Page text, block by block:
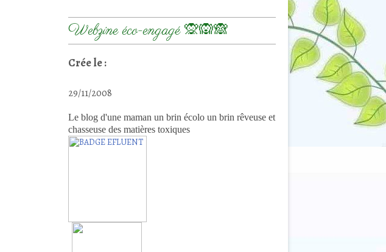
Webzine éco-engagé 🙊🙉🙈
Crée le :
29/11/2008
Le blog d'une maman un brin écolo un brin rêveuse et
chasseuse des matières toxiques